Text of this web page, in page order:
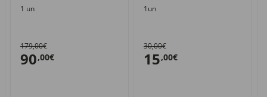
1 un
179,00€
90,00€
1un
30,00€
15,00€